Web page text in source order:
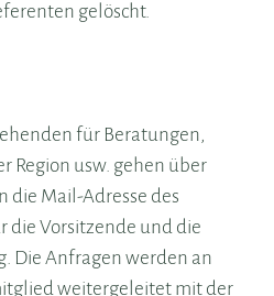
gelöscht.
für Beratungen,
Region usw. gehen über
die Mail-Adresse des
die Vorsitzende und die
Die Anfragen werden an
weitergeleitet mit der